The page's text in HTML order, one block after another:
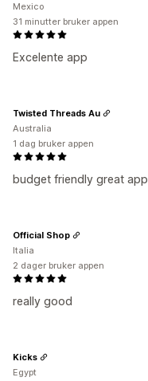
Excelente app
Mexico
31 minutter bruker appen
budget friendly great app
Twisted Threads Au
Australia
1 dag bruker appen
really good
Official Shop
Italia
2 dager bruker appen
Kicks
Egypt